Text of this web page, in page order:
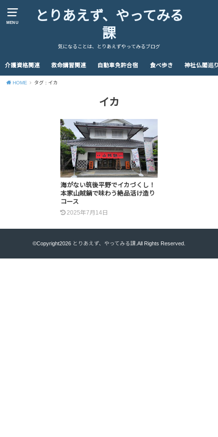
MENU
とりあえず、やってみる
課
気になることは、とりあえずやってみるブログ
介護資格関連 救命講習関連 自動車免許合宿 食べ歩き 神社仏閣巡
HOME タグ : イカ
イカ
海がない筑後平野でイカづくし！
本家山賊鍋で味わう絶品活け造り
コース
2025年7月14日
©Copyright2026 とりあえず、やってみる課.All Rights Reserved.